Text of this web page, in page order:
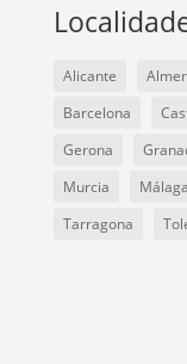
Alicante
Barcelona
Gerona
Murcia
Málaga
Tarragona